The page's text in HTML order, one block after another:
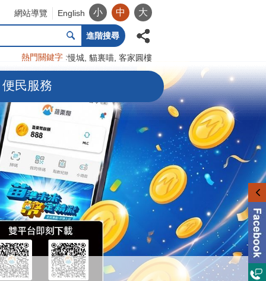
網站導覽 English 小 中 大
進階搜尋
熱門關鍵字 慢城 貓裏喵 客家圓樓
便民服務